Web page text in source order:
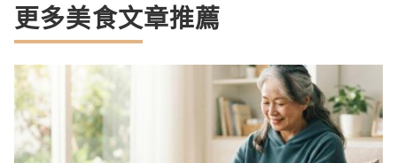
更多美食文章推薦